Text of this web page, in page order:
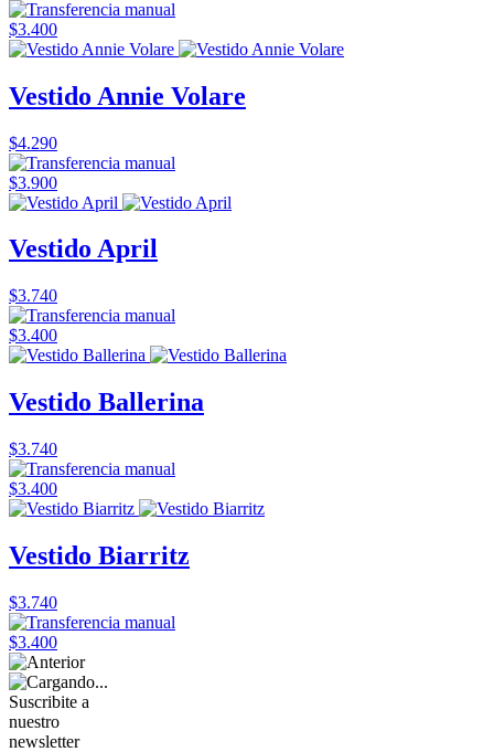
$3.400
Vestido Annie Volare
$4.290
$3.900
Vestido April
$3.740
$3.400
Vestido Ballerina
$3.740
$3.400
Vestido Biarritz
$3.740
$3.400
Suscribite a
nuestro
newsletter